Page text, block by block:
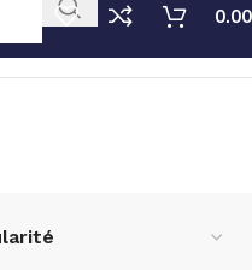
0.00